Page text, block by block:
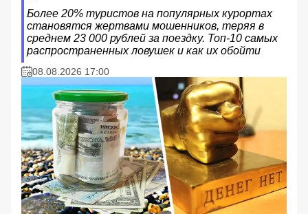
Более 20% туристов на популярных курортах
становятся жертвами мошенников, теряя в
среднем 23 000 рублей за поездку. Топ-10 самых
распространенных ловушек и как их обойти
08.08.2026 17:00